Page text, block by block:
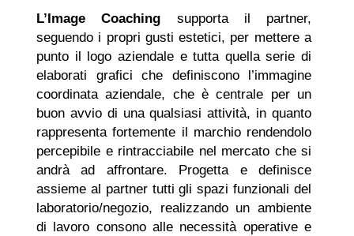
L’Image Coaching supporta il partner,
seguendo i propri gusti estetici, per mettere a
punto il logo aziendale e tutta quella serie di
elaborati grafici che definiscono l’immagine
coordinata aziendale, che è centrale per un
buon avvio di una qualsiasi attività, in quanto
rappresenta fortemente il marchio rendendolo
percepibile e rintracciabile nel mercato che si
andrà ad affrontare. Progetta e definisce
assieme al partner tutti gli spazi funzionali del
laboratorio/negozio, realizzando un ambiente
di lavoro consono alle necessità operative e